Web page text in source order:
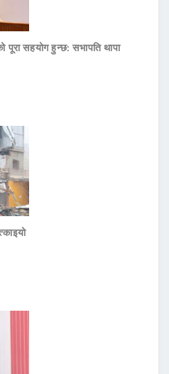
पूरा सहयोग हुन्छ: सभापति थापा